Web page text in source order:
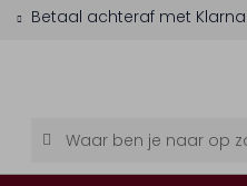
Betaal achteraf met Klarna